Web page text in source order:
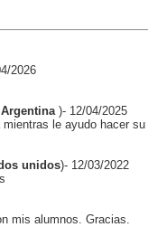
2026
Argentina )- 12/04/2025
le ayudo hacer
unidos)- 12/03/2022
mis alumnos. Gracias.